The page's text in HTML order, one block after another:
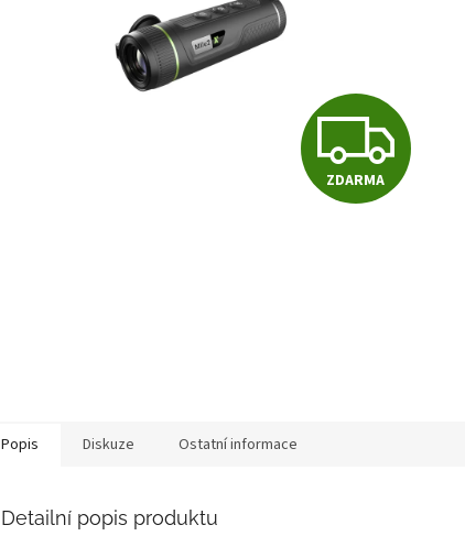
Z
D
ZDARMA
Popis Diskuze Ostatní informace
Detailní popis produktu